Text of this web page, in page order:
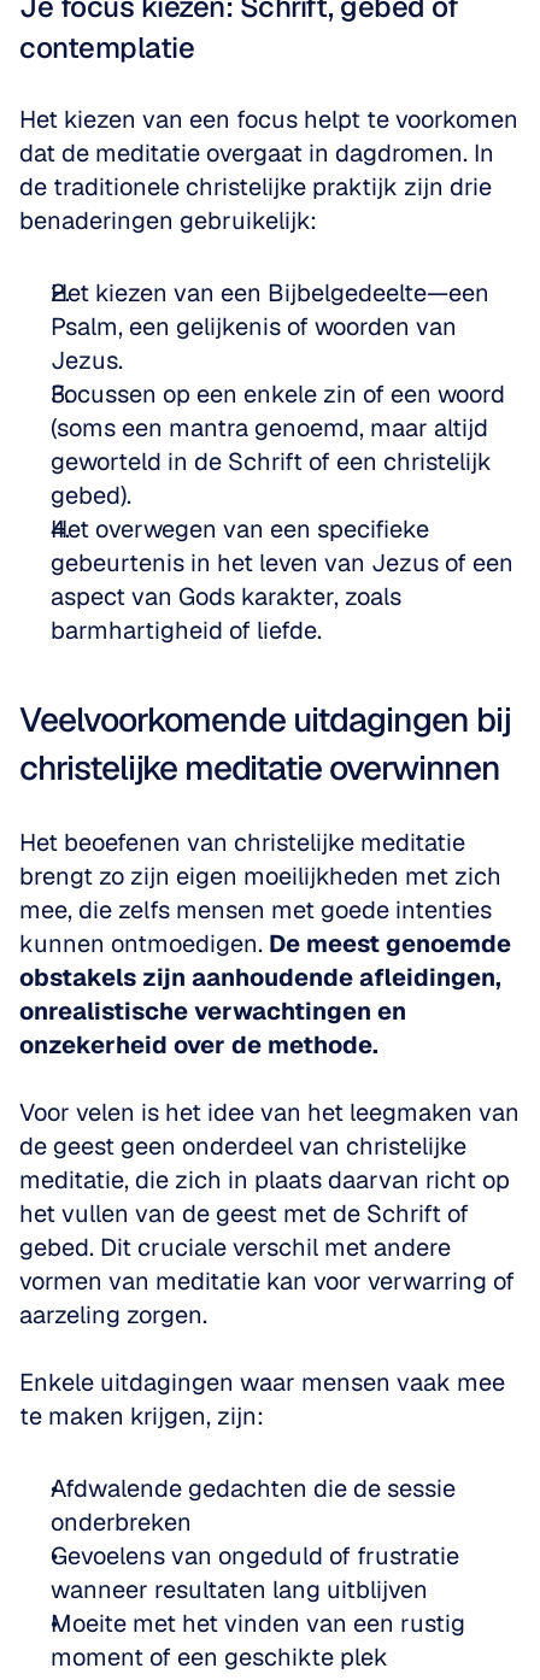
contemplatie
Het kiezen van een focus helpt te voorkomen
dat de meditatie overgaat in dagdromen. In
de traditionele christelijke praktijk zijn drie
benaderingen gebruikelijk:
Het kiezen van een Bijbelgedeelte—een
Psalm, een gelijkenis of woorden van
Jezus.
Focussen op een enkele zin of een woord
(soms een mantra genoemd, maar altijd
geworteld in de Schrift of een christelijk
gebed).
Het overwegen van een specifieke
gebeurtenis in het leven van Jezus of een
aspect van Gods karakter, zoals
barmhartigheid of liefde.
Veelvoorkomende uitdagingen bij
christelijke meditatie overwinnen
Het beoefenen van christelijke meditatie
brengt zo zijn eigen moeilijkheden met zich
mee, die zelfs mensen met goede intenties
kunnen ontmoedigen. De meest genoemde
obstakels zijn aanhoudende afleidingen,
onrealistische verwachtingen en
onzekerheid over de methode.
Voor velen is het idee van het leegmaken van
de geest geen onderdeel van christelijke
meditatie, die zich in plaats daarvan richt op
het vullen van de geest met de Schrift of
gebed. Dit cruciale verschil met andere
vormen van meditatie kan voor verwarring of
aarzeling zorgen.
Enkele uitdagingen waar mensen vaak mee
te maken krijgen, zijn:
Afdwalende gedachten die de sessie
onderbreken
Gevoelens van ongeduld of frustratie
wanneer resultaten lang uitblijven
Moeite met het vinden van een rustig
moment of een geschikte plek